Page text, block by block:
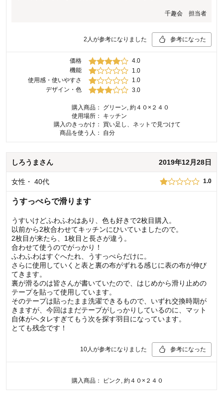
千趣会 担当者
2 人が参考になりました 参考になった
価格
4.0
機能
1.0
使用感・使いやすさ
1.0
デザイン・色
3.0
購入商品：
グリーン, 約４０×２４０
使用場所：
キッチン
購入のきっかけ：
買い足し、ネットで見つけて
商品を使う人：
自分
しろうま さん 2019年12月28日
女性 ・ 40代 1.0
うすっぺらで滑ります
うすいけどふわふわはあり、色も好きで2枚目購入。
以前から2枚合わせてキッチンにひいていましたので。
2枚目が来たら、1枚目と長さが違う。
合わせて使うのでがっかり！
ふわふわはすぐへたれ、うすっぺらだけに。
さらに使用していくと表と裏の布がずれる感じに表の布が伸び
てきます。
裏が滑るのは皆さんが書いていたので、はじめから滑り止めの
テープを貼って使用しています。
そのテープは貼ったまま洗濯できるもので、いずれ交換時期が
きますが、今回はまだテープがしっかりしているのに、マット
自体がヘタレすぎてもう次を探す羽目になっています。
とても残念です！
10人が参考になりました 参考になった
購入商品： ピンク, 約４０×２４０